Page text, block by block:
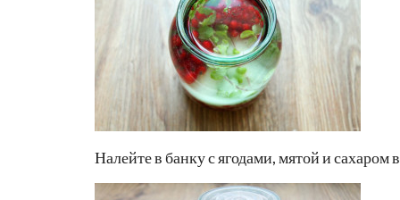
Налейте в банку с ягодами, мятой и сахаром